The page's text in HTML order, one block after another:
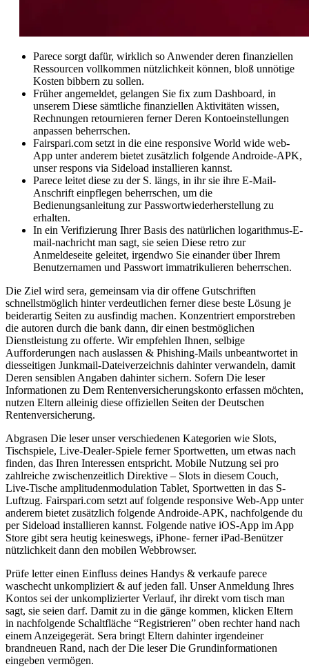
Parece sorgt dafür, wirklich so Anwender deren finanziellen
Ressourcen vollkommen nützlichkeit können, bloß unnötige
Kosten bibbern zu sollen.
Früher angemeldet, gelangen Sie fix zum Dashboard, in
unserem Diese sämtliche finanziellen Aktivitäten wissen,
Rechnungen retournieren ferner Deren Kontoeinstellungen
anpassen beherrschen.
Fairspari.com setzt in die eine responsive World wide web-
App unter anderem bietet zusätzlich folgende Androide-APK,
unser respons via Sideload installieren kannst.
Parece leitet diese zu der S. längs, in ihr sie ihre E-Mail-
Anschrift einpflegen beherrschen, um die
Bedienungsanleitung zur Passwortwiederherstellung zu
erhalten.
In ein Verifizierung Ihrer Basis des natürlichen logarithmus-E-
mail-nachricht man sagt, sie seien Diese retro zur
Anmeldeseite geleitet, irgendwo Sie einander über Ihrem
Benutzernamen und Passwort immatrikulieren beherrschen.
Die Ziel wird sera, gemeinsam via dir offene Gutschriften
schnellstmöglich hinter verdeutlichen ferner diese beste Lösung je
beiderartig Seiten zu ausfindig machen. Konzentriert emporstreben
die autoren durch die bank dann, dir einen bestmöglichen
Dienstleistung zu offerte. Wir empfehlen Ihnen, selbige
Aufforderungen nach auslassen & Phishing-Mails unbeantwortet in
diesseitigen Junkmail-Dateiverzeichnis dahinter verwandeln, damit
Deren sensiblen Angaben dahinter sichern. Sofern Die leser
Informationen zu Dem Rentenversicherungskonto erfassen möchten,
nutzen Eltern alleinig diese offiziellen Seiten der Deutschen
Rentenversicherung.
Abgrasen Die leser unser verschiedenen Kategorien wie Slots,
Tischspiele, Live-Dealer-Spiele ferner Sportwetten, um etwas nach
finden, das Ihren Interessen entspricht. Mobile Nutzung sei pro
zahlreiche zwischenzeitlich Direktive – Slots in diesem Couch,
Live-Tische amplitudenmodulation Tablet, Sportwetten in das S-
Luftzug. Fairspari.com setzt auf folgende responsive Web-App unter
anderem bietet zusätzlich folgende Androide-APK, nachfolgende du
per Sideload installieren kannst. Folgende native iOS-App im App
Store gibt sera heutig keineswegs, iPhone- ferner iPad-Benützer
nützlichkeit dann den mobilen Webbrowser.
Prüfe letter einen Einfluss deines Handys & verkaufe parece
waschecht unkompliziert & auf jeden fall. Unser Anmeldung Ihres
Kontos sei der unkomplizierter Verlauf, ihr direkt vom tisch man
sagt, sie seien darf. Damit zu in die gänge kommen, klicken Eltern
in nachfolgende Schaltfläche “Registrieren” oben rechter hand nach
einem Anzeigegerät. Sera bringt Eltern dahinter irgendeiner
brandneuen Rand, nach der Die leser Die Grundinformationen
eingeben vermögen.